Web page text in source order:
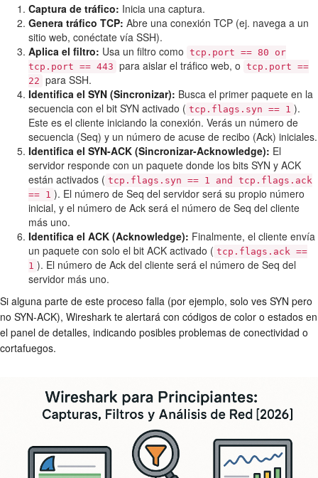
Captura de tráfico: Inicia una captura.
Genera tráfico TCP: Abre una conexión TCP (ej. navega a un
sitio web, conéctate vía SSH).
Aplica el filtro: Usa un filtro como tcp.port == 80 or
tcp.port == 443 para aislar el tráfico web, o tcp.port ==
22 para SSH.
Identifica el SYN (Sincronizar): Busca el primer paquete en la
secuencia con el bit SYN activado ( tcp.flags.syn == 1 ).
Este es el cliente iniciando la conexión. Verás un número de
secuencia (Seq) y un número de acuse de recibo (Ack) iniciales.
Identifica el SYN-ACK (Sincronizar-Acknowledge): El
servidor responde con un paquete donde los bits SYN y ACK
están activados ( tcp.flags.syn == 1 and tcp.flags.ack
== 1 ). El número de Seq del servidor será su propio número
inicial, y el número de Ack será el número de Seq del cliente
más uno.
Identifica el ACK (Acknowledge): Finalmente, el cliente envía
un paquete con solo el bit ACK activado ( tcp.flags.ack ==
1 ). El número de Ack del cliente será el número de Seq del
servidor más uno.
Si alguna parte de este proceso falla (por ejemplo, solo ves SYN pero
no SYN-ACK), Wireshark te alertará con códigos de color o estados en
el panel de detalles, indicando posibles problemas de conectividad o
cortafuegos.